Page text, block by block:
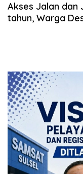
Akses Jalan dan
tahun, Warga